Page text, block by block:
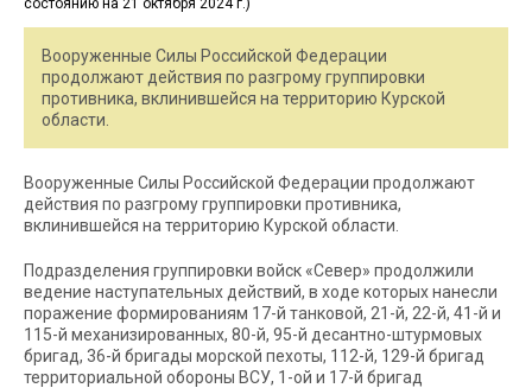
Вооруженные Силы Российской Федерации
продолжают действия по разгрому группировки
противника, вклинившейся на территорию Курской
области.
Вооруженные Силы Российской Федерации продолжают
действия по разгрому группировки противника,
вклинившейся на территорию Курской области.
Подразделения группировки войск «Север» продолжили
ведение наступательных действий, в ходе которых нанесли
поражение формированиям 17-й танковой, 21-й, 22-й, 41-й и
115-й механизированных, 80-й, 95-й десантно-штурмовых
бригад, 36-й бригады морской пехоты, 112-й, 129-й бригад
территориальной обороны ВСУ, 1-ой и 17-й бригад